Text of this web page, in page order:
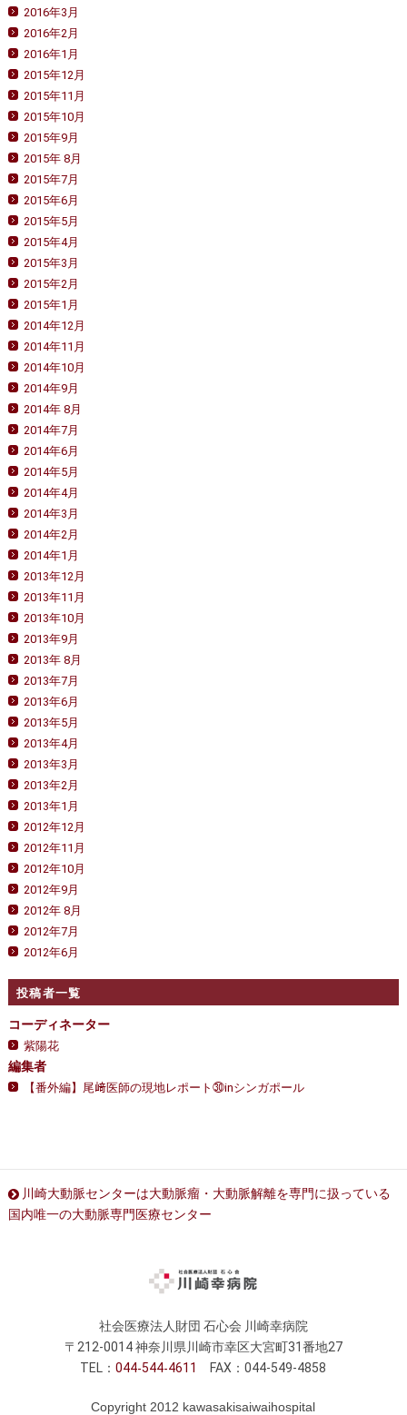
2016年3月
2016年2月
2016年1月
2015年12月
2015年11月
2015年10月
2015年9月
2015年 8月
2015年7月
2015年6月
2015年5月
2015年4月
2015年3月
2015年2月
2015年1月
2014年12月
2014年11月
2014年10月
2014年9月
2014年 8月
2014年7月
2014年6月
2014年5月
2014年4月
2014年3月
2014年2月
2014年1月
2013年12月
2013年11月
2013年10月
2013年9月
2013年 8月
2013年7月
2013年6月
2013年5月
2013年4月
2013年3月
2013年2月
2013年1月
2012年12月
2012年11月
2012年10月
2012年9月
2012年 8月
2012年7月
2012年6月
投稿者一覧
コーディネーター
紫陽花
編集者
【番外編】尾﨑医師の現地レポート㉚inシンガポール
川崎大動脈センターは大動脈瘤・大動脈解離を専門に扱っている
国内唯一の大動脈専門医療センター
社会医療法人財団 石心会 川崎幸病院
〒212-0014 神奈川県川崎市幸区大宮町31番地27
TEL：044 544 4611 FAX：044-549-4858
Copyright 2012 kawasakisaiwaihospital